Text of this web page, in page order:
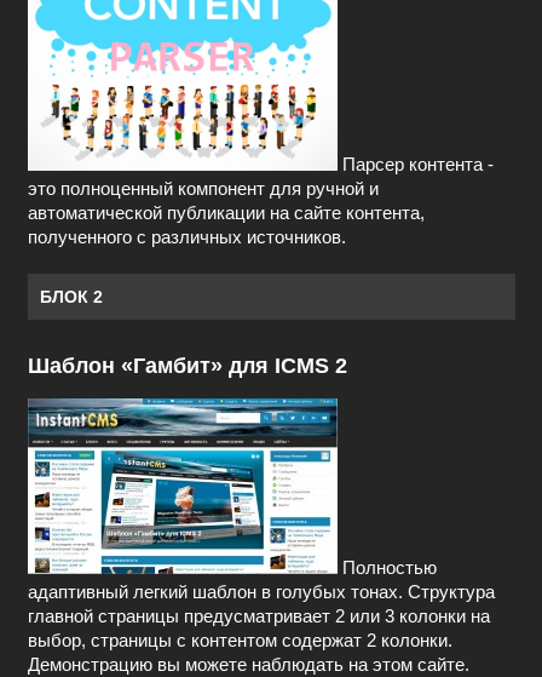
Парсер контента -
это полноценный компонент для ручной и
автоматической публикации на сайте контента,
полученного с различных источников.
БЛОК 2
Шаблон «Гамбит» для ICMS 2
Полностью
адаптивный легкий шаблон в голубых тонах. Структура
главной страницы предусматривает 2 или 3 колонки на
выбор, страницы с контентом содержат 2 колонки.
Демонстрацию вы можете наблюдать на этом сайте.